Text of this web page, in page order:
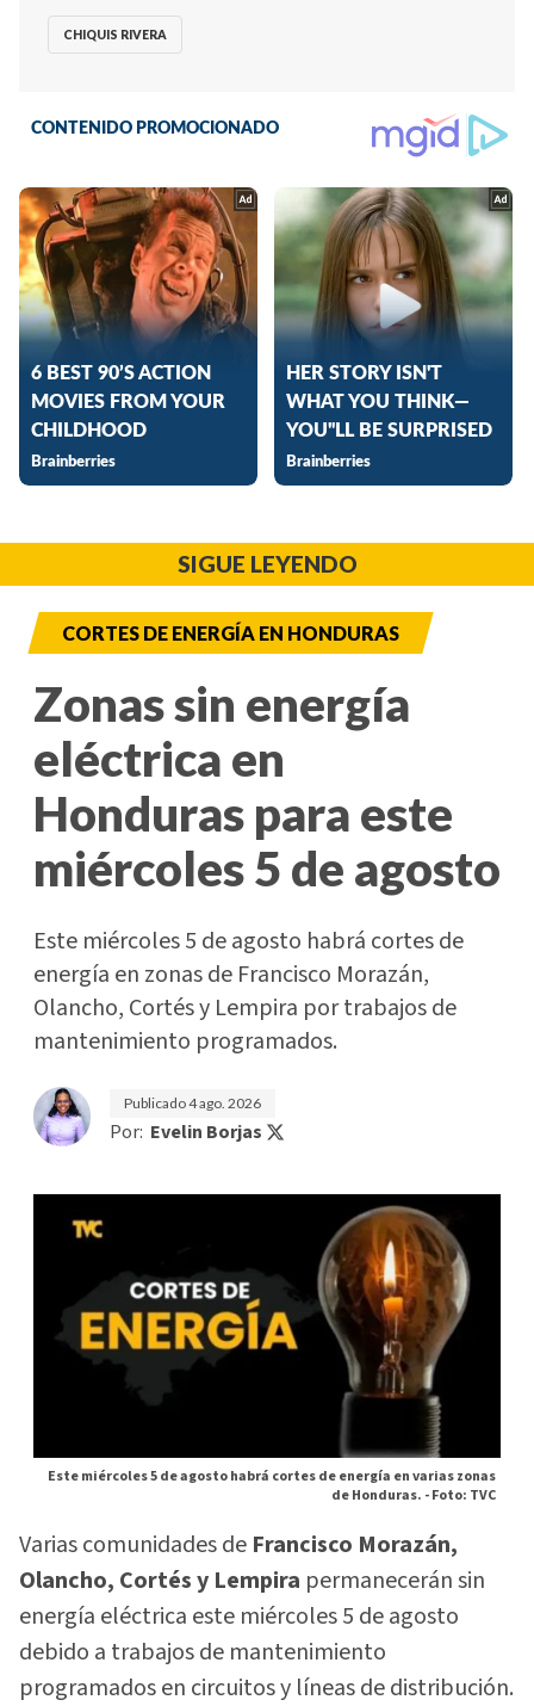
CHIQUIS RIVERA
SIGUE LEYENDO
CORTES DE ENERGÍA EN HONDURAS
Zonas sin energía
eléctrica en
Honduras para este
miércoles 5 de agosto
Este miércoles 5 de agosto habrá cortes de
energía en zonas de Francisco Morazán,
Olancho, Cortés y Lempira por trabajos de
mantenimiento programados.
Publicado4 ago. 2026
Por: Evelin Borjas
Este miércoles 5 de agosto habrá cortes de energía en varias zonas
de Honduras. -Foto: TVC
Varias comunidades de Francisco Morazán,
Olancho, Cortés y Lempira permanecerán sin
energía eléctrica este miércoles 5 de agosto
debido a trabajos de mantenimiento
programados en circuitos y líneas de distribución.